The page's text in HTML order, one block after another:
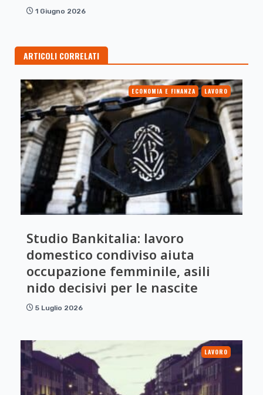
1 Giugno 2026
ARTICOLI CORRELATI
ECONOMIA E FINANZA LAVORO
Studio Bankitalia: lavoro
domestico condiviso aiuta
occupazione femminile, asili
nido decisivi per le nascite
5 Luglio 2026
LAVORO